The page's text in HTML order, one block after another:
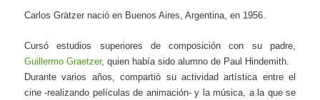
Carlos Grätzer nació en Buenos Aires, Argentina, en 1956.
Cursó estudios superiores de composición con su padre,
Guillermo Graetzer, quien había sido alumno de Paul Hindemith.
Durante varios años, compartió su actividad artística entre el
cine -realizando películas de animación- y la música, a la que se